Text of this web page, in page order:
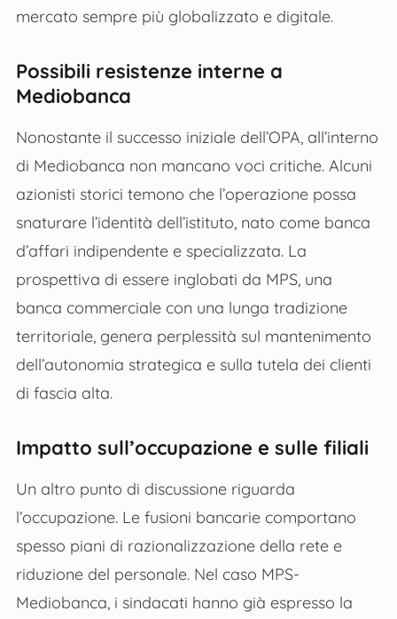
mercato sempre più globalizzato e digitale.
Possibili resistenze interne a
Mediobanca
Nonostante il successo iniziale dell’OPA, all’interno
di Mediobanca non mancano voci critiche. Alcuni
azionisti storici temono che l’operazione possa
snaturare l’identità dell’istituto, nato come banca
d’affari indipendente e specializzata. La
prospettiva di essere inglobati da MPS, una
banca commerciale con una lunga tradizione
territoriale, genera perplessità sul mantenimento
dell’autonomia strategica e sulla tutela dei clienti
di fascia alta.
Impatto sull’occupazione e sulle filiali
Un altro punto di discussione riguarda
l’occupazione. Le fusioni bancarie comportano
spesso piani di razionalizzazione della rete e
riduzione del personale. Nel caso MPS-
Mediobanca, i sindacati hanno già espresso la